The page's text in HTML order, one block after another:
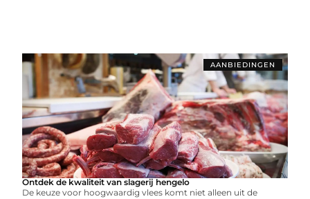
AANBIEDINGEN
Ontdek de kwaliteit van slagerij hengelo
De keuze voor hoogwaardig vlees komt niet alleen uit de